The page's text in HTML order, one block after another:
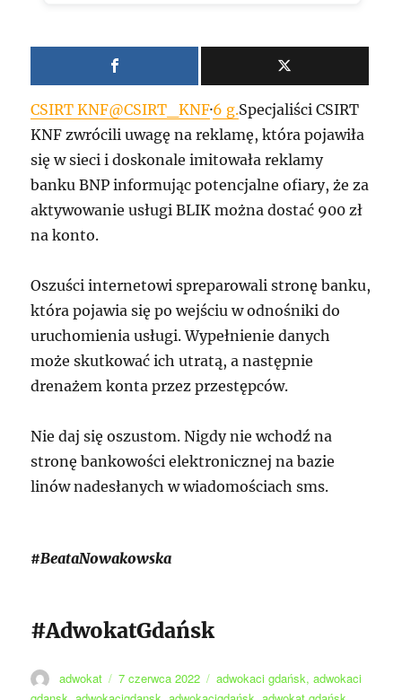
CSIRT KNF@CSIRT_KNF·6 g.Specjaliści CSIRT
KNF zwrócili uwagę na reklamę, która pojawiła
się w sieci i doskonale imitowała reklamy
banku BNP informując potencjalne ofiary, że za
aktywowanie usługi BLIK można dostać 900 zł
na konto.
Oszuści internetowi spreparowali stronę banku,
która pojawia się po wejściu w odnośniki do
uruchomienia usługi. Wypełnienie danych
może skutkować ich utratą, a następnie
drenażem konta przez przestępców.
Nie daj się oszustom. Nigdy nie wchodź na
stronę bankowości elektronicznej na bazie
linów nadesłanych w wiadomościach sms.
#BeataNowakowska
#AdwokatGdańsk
Autor
adwokat
Data
publikacji
7 czerwca 2022 Tagi
adwokaci gdańsk,adwokaci